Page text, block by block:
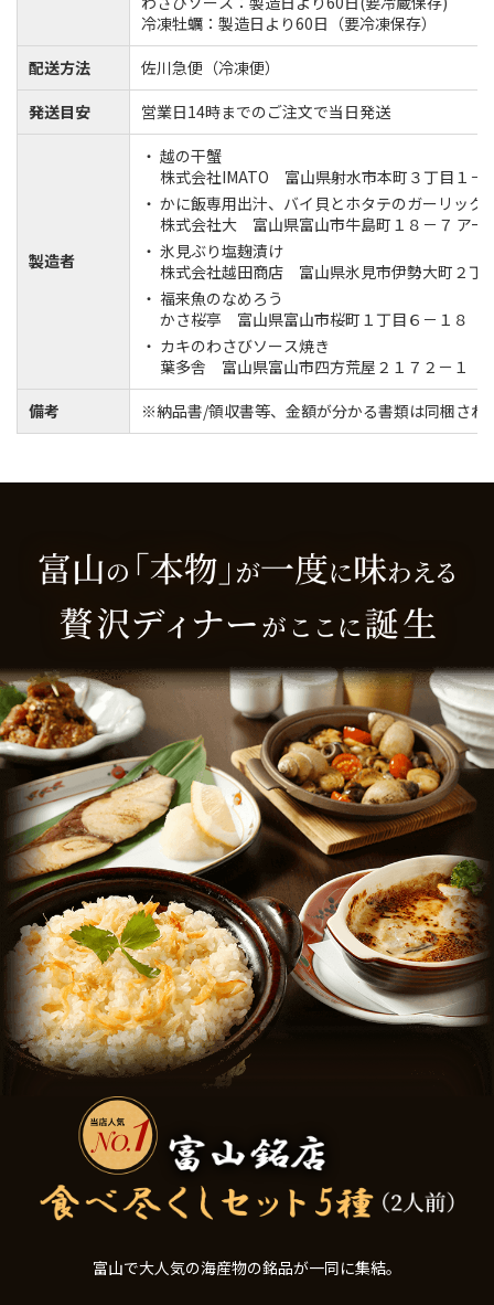
冷凍牡蠣：製造日より60日（要冷凍保存）
配送方法
佐川急便（冷凍便）
発送目安
営業日14時までのご注文で当日発送
製造者
越の干蟹
株式会社IMATO 富山県射水市本町３丁目１－
かに飯専用出汁、バイ貝とホタテのガーリック
株式会社大 富山県富山市牛島町１８－７ アー
氷見ぶり塩麹漬け
株式会社越田商店 富山県氷見市伊勢大町２丁
福来魚のなめろう
かさ桜亭 富山県富山市桜町１丁目６－１８
カキのわさびソース焼き
葉多舎 富山県富山市四方荒屋２１７２－１
備考
※納品書/領収書等、金額が分かる書類は同梱され
富山で大人気の海産物の銘品が一同に集結。